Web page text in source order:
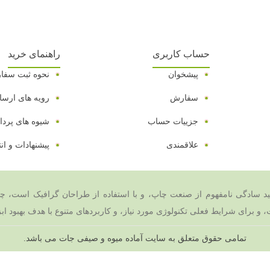
حساب کاربری
پیشخوان
سفارش
جزییات حساب
علاقمندی
راهنمای خرید
نحوه ثبت
رویه های
شیوه های
پیشنهادات و
سادگی نامفهوم از صنعت چاپ، و با استفاده از طراحان گرافیک است،
برای شرایط فعلی تکنولوژی مورد نیاز، و کاربردهای متنوع با هدف بهبود
تمامی حقوق متعلق به سایت آماده میوه و صیفی جات می باشد.